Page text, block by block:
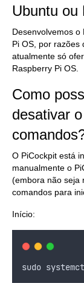
Ubuntu ou
Desenvolvemos o
Pi OS, por razões
atualmente só
Raspberry Pi OS.
Como
desativar
O PiCockpit está
manualmente o
(embora não seja
comandos para
Início:
sudo